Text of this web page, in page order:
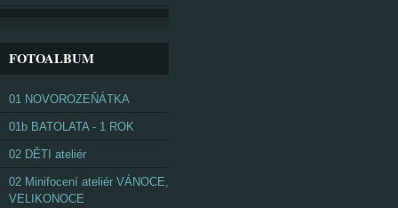
FOTOALBUM
01 NOVOROZEŇÁTKA
01b BATOLATA - 1 ROK
02 DĚTI ateliér
02 Minifocení ateliér VÁNOCE,
VELIKONOCE